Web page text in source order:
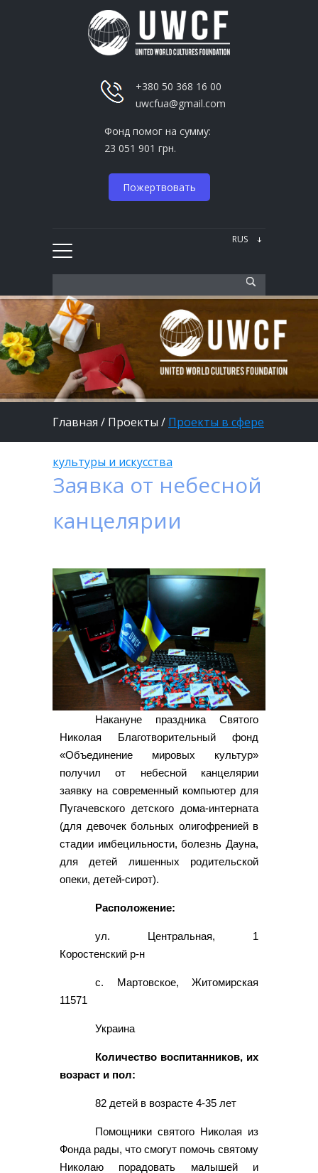
+380 50 368 16 00
uwcfua@gmail.com
Фонд помог на сумму:
23 051 901 грн.
Пожертвовать
Главная / Проекты / Проекты в сфере
культуры и искусства
Заявка от небесной
канцелярии
Накануне праздника Святого
Николая Благотворительный фонд
«Объединение мировых культур»
получил от небесной канцелярии
заявку на современный компьютер для
Пугачевского детского дома-интерната
(для девочек больных олигофренией в
стадии имбецильности, болезнь Дауна,
для детей лишенных родительской
опеки, детей-сирот).
Расположение:
ул. Центральная, 1
Коростенский р-н
с. Мартовское, Житомирская
11571
Украина
Количество воспитанников, их
возраст и пол:
82 детей в возрасте 4-35 лет
Помощники святого Николая из
Фонда рады, что смогут помочь святому
Николаю порадовать малышей и